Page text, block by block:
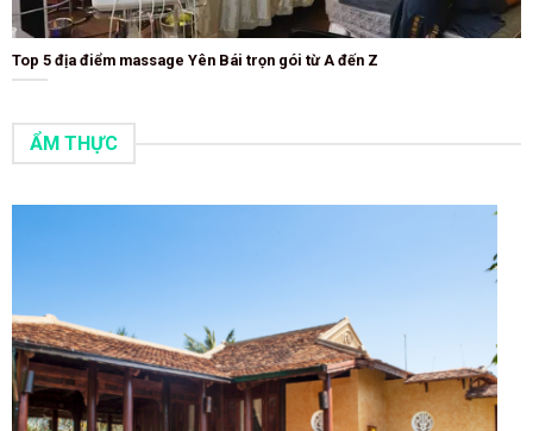
Top 5 địa điểm massage Yên Bái trọn gói từ A đến Z
ẨM THỰC